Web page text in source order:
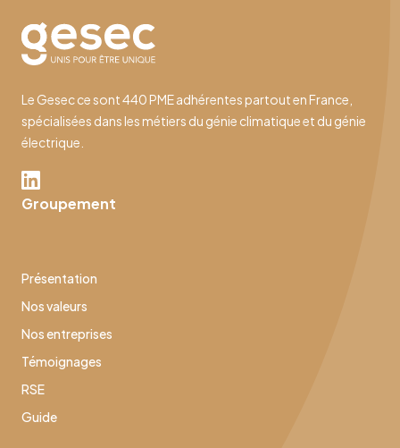
Le Gesec ce sont 440 PME adhérentes partout en France,
spécialisées dans les métiers du génie climatique et du génie
électrique.
Groupement
Présentation
Nos valeurs
Nos entreprises
Témoignages
RSE
Guide